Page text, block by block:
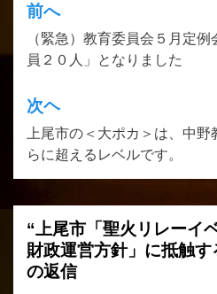
投
稿
ナ
ビ
ゲ
ー
ョ
ン
前へ
（緊急）教育委員会５月定
員２０人」となりました
次ヘ
上尾市の＜大ポカ＞は、中
らに超えるレベルです。
“上尾市「聖火リレーイ
財政運営方針」に抵触
の返信